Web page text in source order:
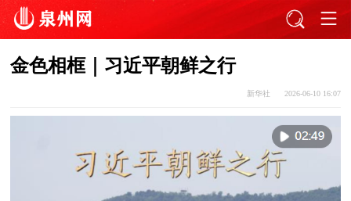
金色相框｜习近平朝鲜之行
新华社 2026-06-10 16:07